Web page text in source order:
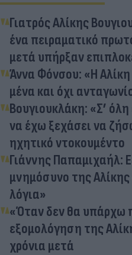
Γιατρός Αλίκης
ένα πειραματικό
μετά υπήρξαν
Άννα Φόνσου: «Η
μένα και όχι
Βουγιουκλάκη: «Σ’
να έχω ξεχάσει να
ηχητικό ντοκουμέντο
Γιάννης Παπαμιχαήλ:
μνημόσυνο της
λόγια»
«Όταν δεν θα υπάρχω
εξομολόγηση της
χρόνια μετά